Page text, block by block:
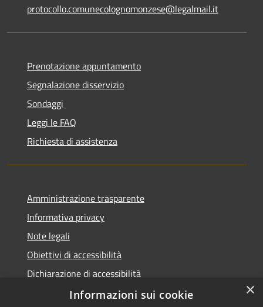
protocollo.comunecolognomonzese@legalmail.it
Prenotazione appuntamento
Segnalazione disservizio
Sondaggi
Leggi le FAQ
Richiesta di assistenza
Amministrazione trasparente
Informativa privacy
Note legali
Obiettivi di accessibilità
Dichiarazione di accessibilità
Open Data
×
Informazioni sui cookie